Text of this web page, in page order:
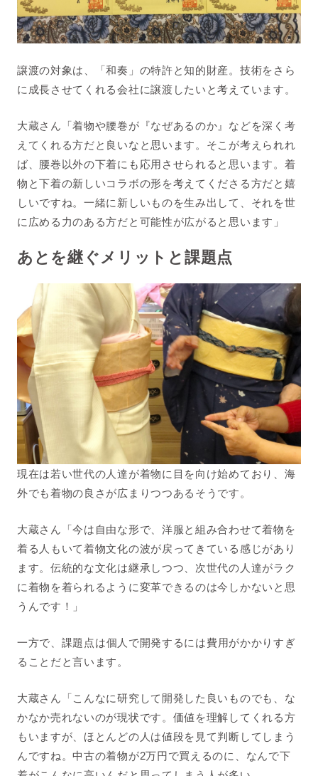
譲渡の対象は、「和奏」の特許と知的財産。 技術をさら
に成長させてくれる会社に譲渡したいと考えています。
大蔵さん「着物や腰巻が『なぜあるのか』などを深く考
えてくれる方だと良いなと思います。そこが考えられれ
ば、腰巻以外の下着にも応用させられると思います。着
物と下着の新しいコラボの形を考えてくださる方だと嬉
しいですね。一緒に新しいものを生み出して、それを世
に広める力のある方だと可能性が広がると思います」
あとを継ぐメリットと課題点
現在は若い世代の人達が着物に目を向け始めており、海
外でも着物の良さが広まりつつあるそうです。
大蔵さん「今は自由な形で、洋服と組み合わせて着物を
着る人もいて着物文化の波が戻ってきている感じがあり
ます。伝統的な文化は継承しつつ、次世代の人達がラク
に着物を着られるように変革できるのは今しかないと思
うんです！」
一方で、 課題点は個人で開発するには費用がかかりすぎ
ることだと言います。
大蔵さん「こんなに研究して開発した良いものでも、な
かなか売れないのが現状です。価値を理解してくれる方
もいますが、ほとんどの人は値段を見て判断してしまう
んですね。中古の着物が2万円で買えるのに、なんで下